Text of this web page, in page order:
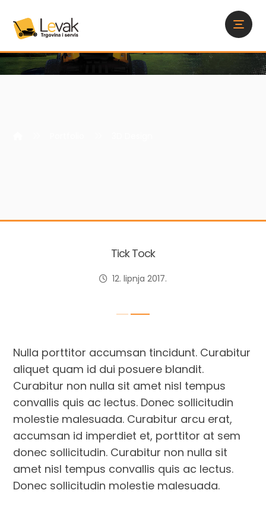
Tick Tock
12. lipnja 2017.
Nulla porttitor accumsan tincidunt. Curabitur
aliquet quam id dui posuere blandit.
Curabitur non nulla sit amet nisl tempus
convallis quis ac lectus. Donec sollicitudin
molestie malesuada. Curabitur arcu erat,
accumsan id imperdiet et, porttitor at sem
donec sollicitudin. Curabitur non nulla sit
amet nisl tempus convallis quis ac lectus.
Donec sollicitudin molestie malesuada.